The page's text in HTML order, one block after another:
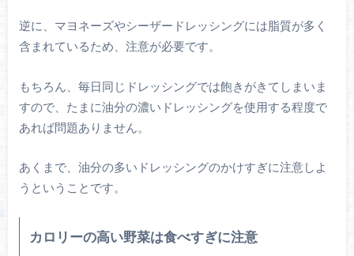
逆に、マヨネーズやシーザードレッシングには脂質が多く
含まれているため、注意が必要です。
もちろん、毎日同じドレッシングでは飽きがきてしまいま
すので、たまに油分の濃いドレッシングを使用する程度で
あれば問題ありません。
あくまで、油分の多いドレッシングのかけすぎに注意しよ
うということです。
カロリーの高い野菜は食べすぎに注意